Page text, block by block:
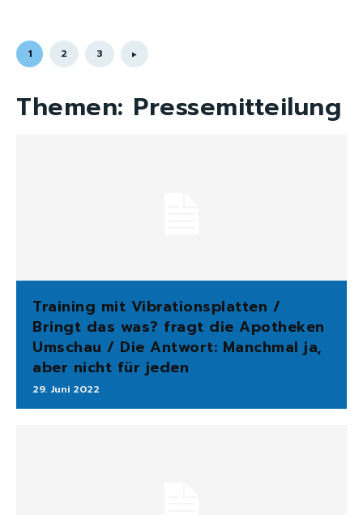
1 2 3
Themen: Pressemitteilung
Training mit Vibrationsplatten /
Bringt das was? fragt die Apotheken
Umschau / Die Antwort: Manchmal ja,
aber nicht für jeden
29. Juni 2022